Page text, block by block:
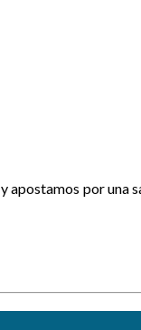
y apostamos por una